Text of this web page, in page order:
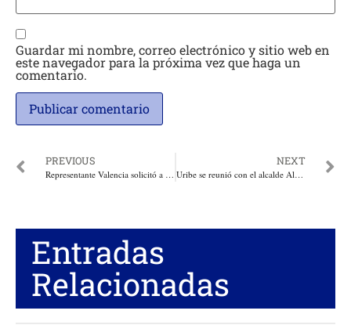
Guardar mi nombre, correo electrónico y sitio web en
este navegador para la próxima vez que haga un
comentario.
PREVIOUS
Representante Valencia solicitó a entes de control intervenir en contrato de helicópteros rusos
NEXT
Uribe se reunió con el alcalde Alejandro Char en Barranquilla
Entradas
Relacionadas